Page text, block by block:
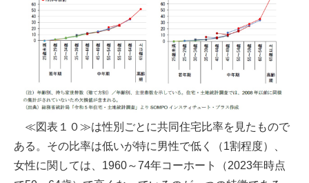
≪図表１０≫は性別ごとに共同住宅比率を見たもので
ある。その比率は低いが特に男性で低く（1割程度）、
女性に関しては、1960～74年コーホート（2023年時点